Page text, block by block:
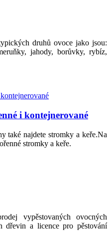
druhů ovoce jako jsou:
jahody, borůvky, rybíz,
i kontejnerované
také najdete stromky a keře.Na
stromky a keře.
vypěstovaných ovocných
dřevin a licence pro pěstování